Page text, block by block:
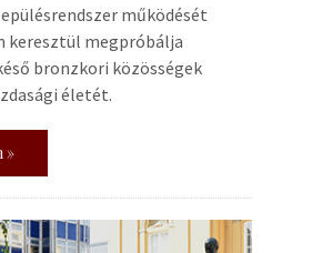
működését
keresztül megpróbálja
bronzkori közösségek
életét.
»